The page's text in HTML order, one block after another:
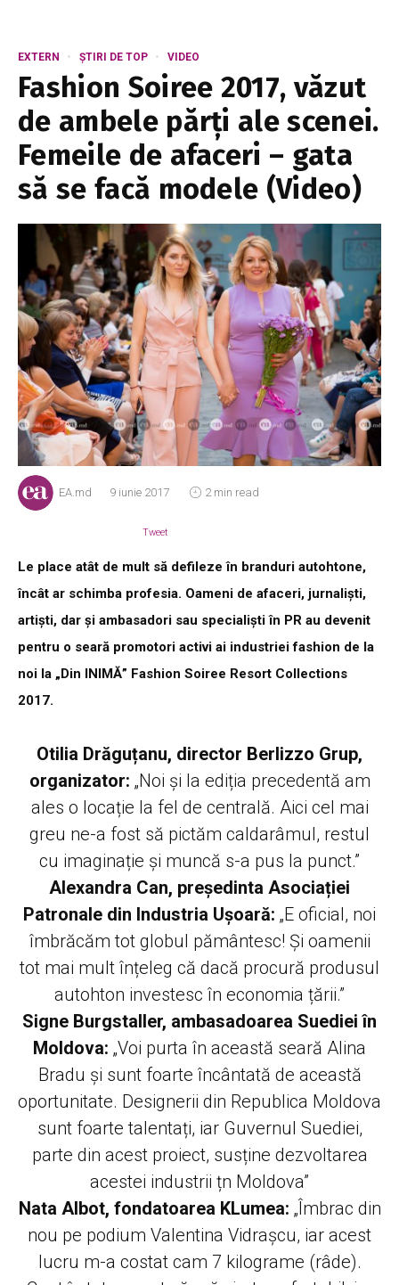
EXTERN ȘTIRI DE TOP VIDEO
Fashion Soiree 2017, văzut
de ambele părți ale scenei.
Femeile de afaceri – gata
să se facă modele (Video)
EA.md 9 iunie 2017 2 min read
Tweet
Le place atât de mult să defileze în branduri autohtone,
încât ar schimba profesia. Oameni de afaceri, jurnaliști,
artiști, dar și ambasadori sau specialiști în PR au devenit
pentru o seară promotori activi ai industriei fashion de la
noi la „Din INIMĂ” Fashion Soiree Resort Collections
2017.
Otilia Drăguțanu, director Berlizzo Grup,
organizator: „Noi și la ediția precedentă am
ales o locație la fel de centrală. Aici cel mai
greu ne-a fost să pictăm caldarâmul, restul
cu imaginație și muncă s-a pus la punct.”
Alexandra Can, președinta Asociației
Patronale din Industria Ușoară: „E oficial, noi
îmbrăcăm tot globul pământesc! Și oamenii
tot mai mult înțeleg că dacă procură produsul
autohton investesc în economia țării.”
Signe Burgstaller, ambasadoarea Suediei în
Moldova: „Voi purta în această seară Alina
Bradu și sunt foarte încântată de această
oportunitate. Designerii din Republica Moldova
sunt foarte talentați, iar Guvernul Suediei,
parte din acest proiect, susține dezvoltarea
acestei industrii țn Moldova”
Nata Albot, fondatoarea KLumea: „Îmbrac din
nou pe podium Valentina Vidrașcu, iar acest
lucru m-a costat cam 7 kilograme (râde).